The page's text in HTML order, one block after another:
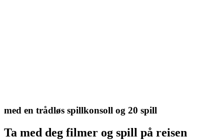
med en trådløs spillkonsoll og 20 spill
Ta med deg filmer og spill på reisen